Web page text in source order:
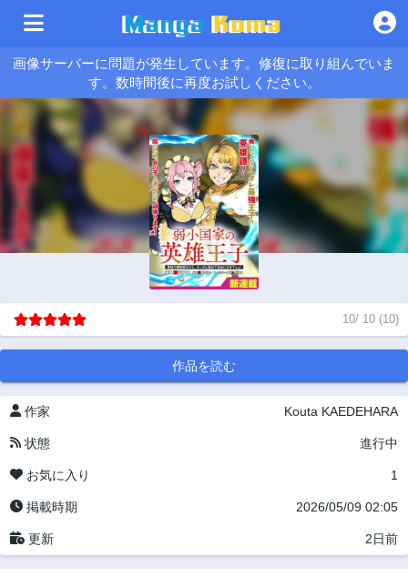
画像サーバーに問題が発生しています。修復に取り組んでいま
す。数時間後に再度お試しください。
10/ 10 (10)
作品を読む
作家 Kouta KAEDEHARA
状態 進行中
お気に入り 1
掲載時期 2026/05/09 02:05
更新 2日前